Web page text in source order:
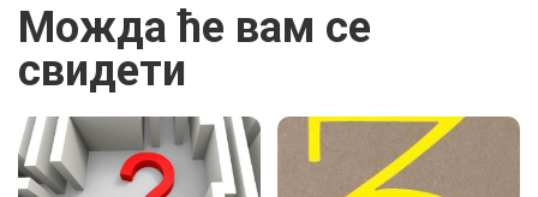
Можда ће вам се
свидети